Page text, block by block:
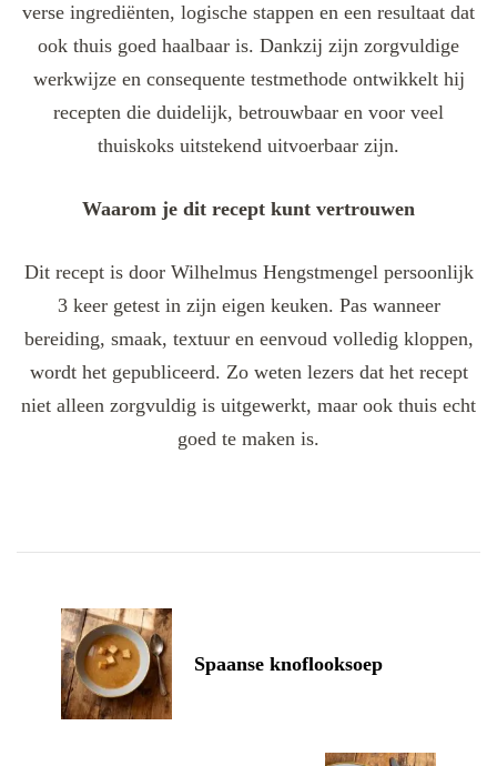
verse ingrediënten, logische stappen en een resultaat dat
ook thuis goed haalbaar is. Dankzij zijn zorgvuldige
werkwijze en consequente testmethode ontwikkelt hij
recepten die duidelijk, betrouwbaar en voor veel
thuiskoks uitstekend uitvoerbaar zijn.
Waarom je dit recept kunt vertrouwen
Dit recept is door Wilhelmus Hengstmengel persoonlijk
3 keer getest in zijn eigen keuken. Pas wanneer
bereiding, smaak, textuur en eenvoud volledig kloppen,
wordt het gepubliceerd. Zo weten lezers dat het recept
niet alleen zorgvuldig is uitgewerkt, maar ook thuis echt
goed te maken is.
Navigation
Spaanse knoflooksoep